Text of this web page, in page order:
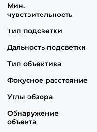
Мин.
чувствительность
Тип подсветки
Дальность подсветки
Тип объектива
Фокусное расстояние
Углы обзора
Обнаружение
объекта